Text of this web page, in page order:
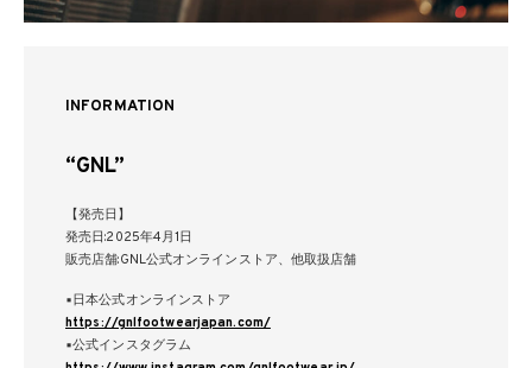
INFORMATION
“GNL”
【発売日】
発売日:2025年4月1日
販売店舗:GNL公式オンラインストア、他取扱店舗
▪日本公式オンラインストア
https://gnlfootwearjapan.com/
▪公式インスタグラム